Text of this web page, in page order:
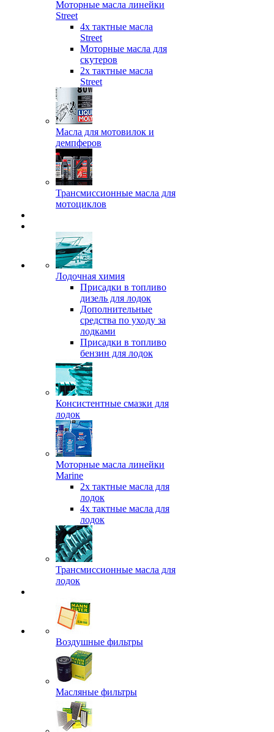
Моторные масла линейки
Street
4х тактные масла
Street
Моторные масла для
скутеров
2х тактные масла
Street
Масла для мотовилок и
демпферов
Трансмиссионные масла для
мотоциклов
Лодочная химия
Присадки в топливо
дизель для лодок
Дополнительные
средства по уходу за
лодками
Присадки в топливо
бензин для лодок
Консистентные смазки для
лодок
Моторные масла линейки
Marine
2х тактные масла для
лодок
4х тактные масла для
лодок
Трансмиссионные масла для
лодок
Воздушные фильтры
Масляные фильтры